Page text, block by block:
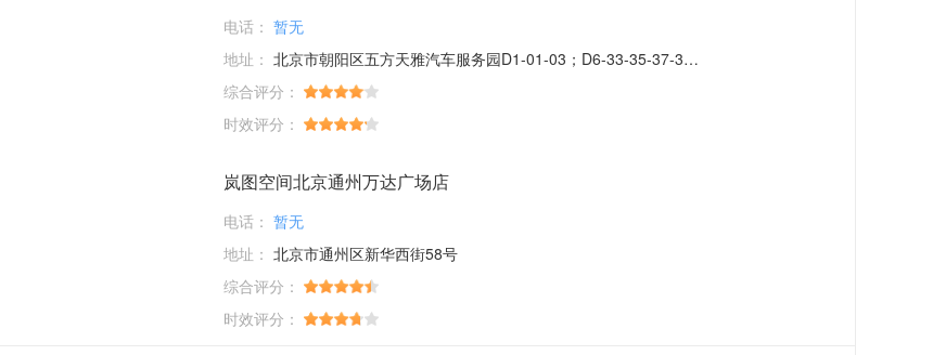
电话： 暂无
地址： 北京市朝阳区五方天雅汽车服务园D1-01-03；D6-33-35-37-39-41-43-45-47-49-51；D7-42-46-48-50-52-56-58-60-62-66
综合评分：
时效评分：
岚图空间北京通州万达广场店
电话： 暂无
地址： 北京市通州区新华西街58号
综合评分：
时效评分：